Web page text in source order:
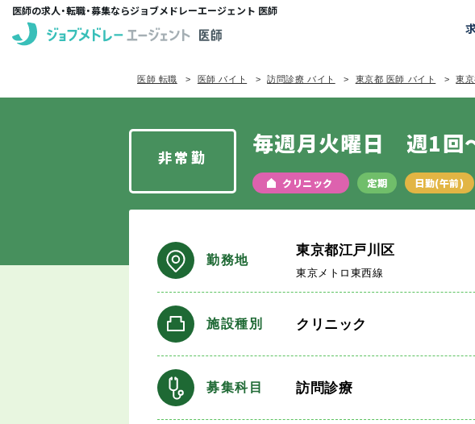
医師の求人・転職・募集ならジョブメドレーエージェント 医師
医師 転職 医師 バイト 訪問診療 バイト 東京都 医師 バイト 東
非常勤 毎週月火曜日 週1回
クリニック 定期 日勤(午前)
勤務地
東京都江戸川区
東京メトロ東西線
施設種別 クリニック
募集科目 訪問診療